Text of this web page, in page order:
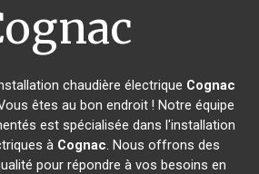
chaudière électrique Cognac
êtes au bon endroit ! Notre équipe
est spécialisée dans l'installation
à Cognac. Nous offrons des
pour répondre à vos besoins en